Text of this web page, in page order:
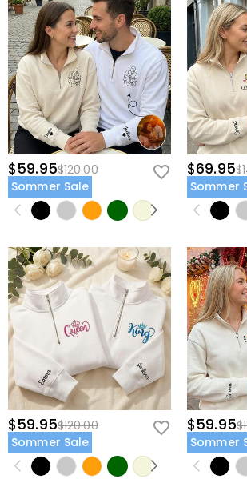
$59.95$120.00
Sommer Sale
$69.95
Sommer
$59.95$120.00
Sommer Sale
$59.95
Sommer